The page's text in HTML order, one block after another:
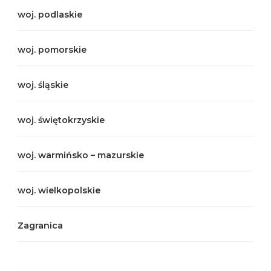
woj. podlaskie
woj. pomorskie
woj. śląskie
woj. świętokrzyskie
woj. warmińsko – mazurskie
woj. wielkopolskie
Zagranica